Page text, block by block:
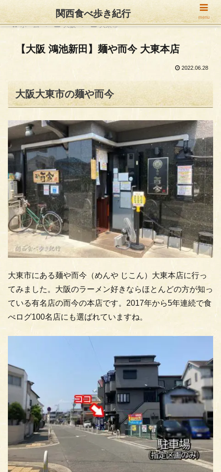
ホーム 大阪 大東市
【大阪 鴻池新田】麺や而今 大東本店
2022.06.28
大阪大東市の麺や而今
大東市にある麺や而今（めんや じこん）大東本店に行っ
てみました。大阪のラーメン好きならほとんどの方が知っ
ている有名店の而今の本店です。2017年から5年連続で食
べログ100名店にも選ばれていますね。
関西食べ歩き紀行 menu